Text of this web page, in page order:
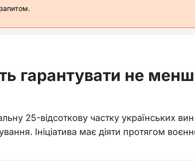
гарантувати не
25-відсоткову частку українських
Ініціатива має діяти протягом